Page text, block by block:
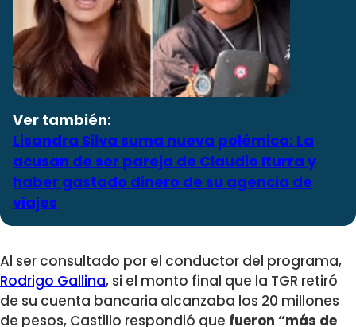
Ver también:
Lisandra Silva suma nueva polémica: La
acusan de ser pareja de Claudio Iturra y
haber gastado dinero de su agencia de
viajes
Al ser consultado por el conductor del programa,
Rodrigo Gallina, si el monto final que la TGR retiró
de su cuenta bancaria alcanzaba los 20 millones
de pesos, Castillo respondió que fueron “más de